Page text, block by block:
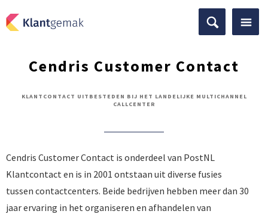
Cendris Customer Contact
KLANTCONTACT UITBESTEDEN BIJ HET LANDELIJKE MULTICHANNEL
CALLCENTER
Cendris Customer Contact is onderdeel van PostNL
Klantcontact en is in 2001 ontstaan uit diverse fusies
tussen contactcenters. Beide bedrijven hebben meer dan 30
jaar ervaring in het organiseren en afhandelen van